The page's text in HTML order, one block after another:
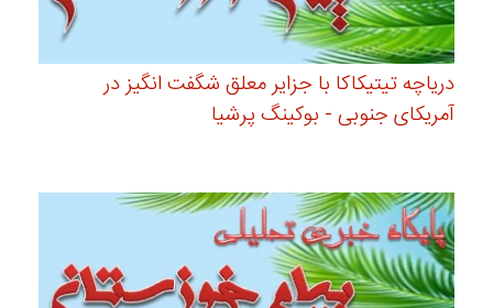
دریاچه تیتیکاکا با جزایر معلق شگفت انگیز در
آمریکای جنوبی - بوکینگ پرشیا